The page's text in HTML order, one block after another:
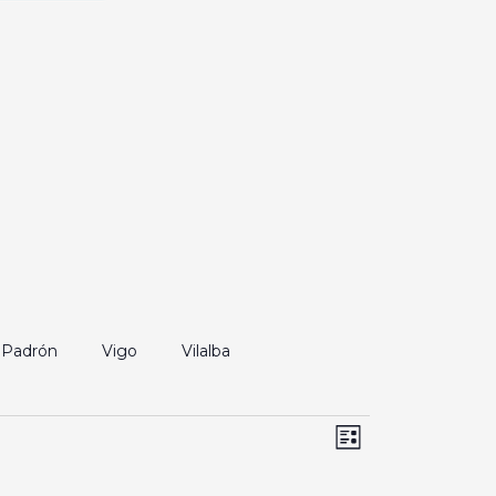
Padrón Vigo Vilalba
Navegación
Navegación
Lista